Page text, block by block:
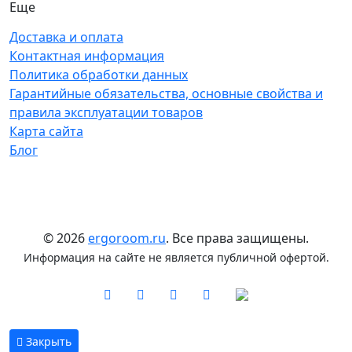
Еще
Доставка и оплата
Контактная информация
Политика обработки данных
Гарантийные обязательства, основные свойства и
правила эксплуатации товаров
Карта сайта
Блог
© 2026ergoroom.ru. Все права защищены.
Информация на сайте не является публичной офертой.
Закрыть